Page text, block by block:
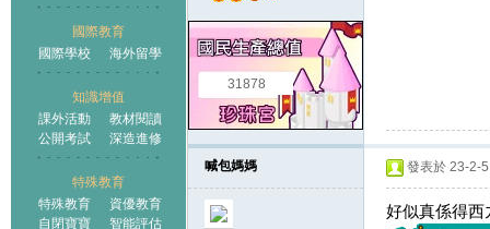
國際教育
國際學校
海外留學
知識增值
課外活動
教材閱讀
公開考試
深造進修
特殊教育
特殊教育
資優教育
自閉寶寶
智能評估
31878
喊包媽媽 發表於 23-2-
好似真係得西